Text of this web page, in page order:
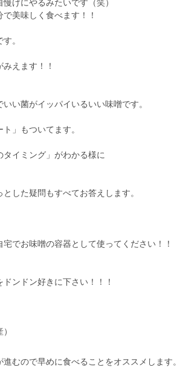
げにやるみたいです（笑）
美味しく食べます！！
。
えます！！
い菌がイッパイいるいい味噌です。
」もついてます。
タイミング」がわかる様に
した疑問もすべてお答えします。
でお味噌の容器として使ってください！！
ンドン好きに下さい！！！
むので早めに食べることをオススメします。